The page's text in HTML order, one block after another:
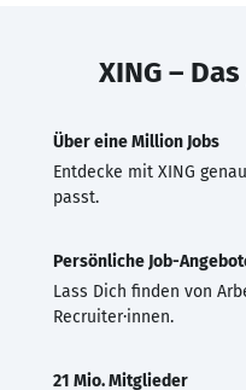
XING –
Über eine Million Jobs
Entdecke mit XING
passt.
Persönliche Job-
Lass Dich finden von
Recruiter·innen.
21 Mio. Mitglieder